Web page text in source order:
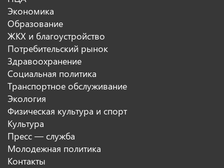
Экономика
Образование
ЖКХ и благоустройство
Потребительский рынок
Здравоохранение
Социальная политика
Транспортное обслуживание
Экология
Физическая культура и спорт
Культура
Пресс — служба
Молодежная политика
Контакты